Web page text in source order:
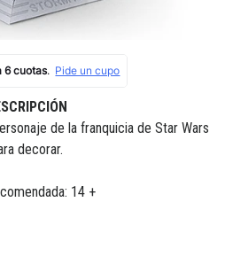
de la franquicia de Star Wars
decorar.
14 +